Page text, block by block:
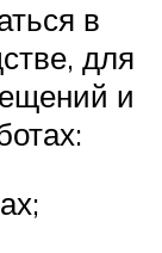
в
для
и